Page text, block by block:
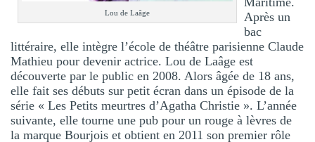
Lou de Laâge
Après un
bac
littéraire, elle intègre l’école de théâtre parisienne Claude
Mathieu pour devenir actrice. Lou de Laâge est
découverte par le public en 2008. Alors âgée de 18 ans,
elle fait ses débuts sur petit écran dans un épisode de la
série « Les Petits meurtres d’Agatha Christie ». L’année
suivante, elle tourne une pub pour un rouge à lèvres de
la marque Bourjois et obtient en 2011 son premier rôle